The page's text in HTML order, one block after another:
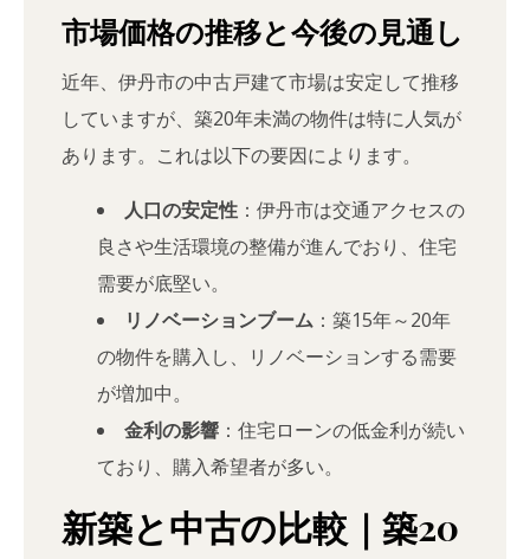
市場価格の推移と今後の見通し
近年、伊丹市の中古戸建て市場は安定して推移
していますが、築20年未満の物件は特に人気が
あります。これは以下の要因によります。
人口の安定性：伊丹市は交通アクセスの
良さや生活環境の整備が進んでおり、住宅
需要が底堅い。
リノベーションブーム：築15年～20年
の物件を購入し、リノベーションする需要
が増加中。
金利の影響：住宅ローンの低金利が続い
ており、購入希望者が多い。
新築と中古の比較｜築20